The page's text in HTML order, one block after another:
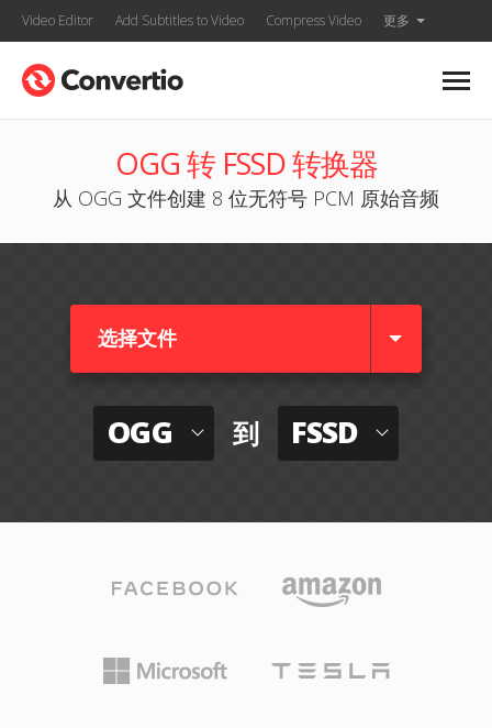
Video Editor Add Subtitles to Video Compress Video 更多
OGG 转 FSSD 转换器
从 OGG 文件创建 8 位无符号 PCM 原始音频
选择文件
OGG 到 FSSD